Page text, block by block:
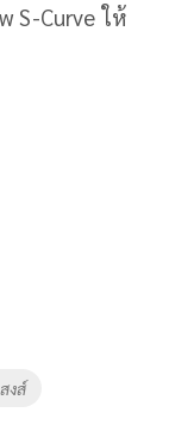
S-Curve ให้
งส์